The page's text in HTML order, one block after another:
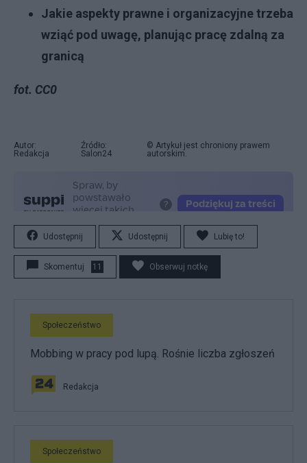
Jakie aspekty prawne i organizacyjne trzeba
wziąć pod uwagę, planując pracę zdalną za
granicą
fot. CC0
Autor:
Redakcja
Źródło:
Salon24
© Artykuł jest chroniony prawem
autorskim.
Udostępnij Udostępnij Lubię to!
Skomentuj 11 Obserwuj notkę
Społeczeństwo
Mobbing w pracy pod lupą. Rośnie liczba zgłoszeń
Redakcja
Społeczeństwo